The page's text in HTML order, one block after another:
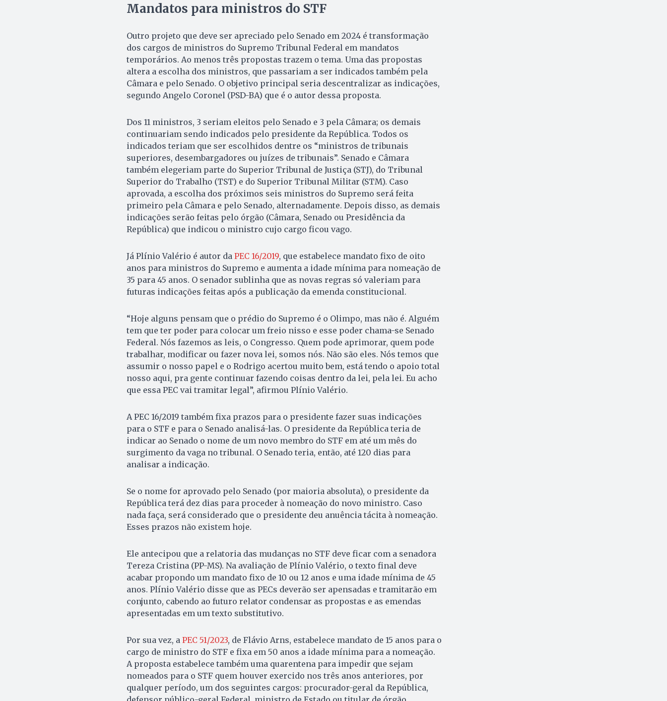
Mandatos para ministros do STF
Outro projeto que deve ser apreciado pelo Senado em 2024 é transformação
dos cargos de ministros do Supremo Tribunal Federal em mandatos
temporários. Ao menos três propostas trazem o tema. Uma das propostas
altera a escolha dos ministros, que passariam a ser indicados também pela
Câmara e pelo Senado. O objetivo principal seria descentralizar as indicações,
segundo Angelo Coronel (PSD-BA) que é o autor dessa proposta.
Dos 11 ministros, 3 seriam eleitos pelo Senado e 3 pela Câmara; os demais
continuariam sendo indicados pelo presidente da República. Todos os
indicados teriam que ser escolhidos dentre os “ministros de tribunais
superiores, desembargadores ou juízes de tribunais”. Senado e Câmara
também elegeriam parte do Superior Tribunal de Justiça (STJ), do Tribunal
Superior do Trabalho (TST) e do Superior Tribunal Militar (STM). Caso
aprovada, a escolha dos próximos seis ministros do Supremo será feita
primeiro pela Câmara e pelo Senado, alternadamente. Depois disso, as demais
indicações serão feitas pelo órgão (Câmara, Senado ou Presidência da
República) que indicou o ministro cujo cargo ficou vago.
Já Plínio Valério é autor da PEC 16/2019, que estabelece mandato fixo de oito
anos para ministros do Supremo e aumenta a idade mínima para nomeação de
35 para 45 anos. O senador sublinha que as novas regras só valeriam para
futuras indicações feitas após a publicação da emenda constitucional.
“Hoje alguns pensam que o prédio do Supremo é o Olimpo, mas não é. Alguém
tem que ter poder para colocar um freio nisso e esse poder chama-se Senado
Federal. Nós fazemos as leis, o Congresso. Quem pode aprimorar, quem pode
trabalhar, modificar ou fazer nova lei, somos nós. Não são eles. Nós temos que
assumir o nosso papel e o Rodrigo acertou muito bem, está tendo o apoio total
nosso aqui, pra gente continuar fazendo coisas dentro da lei, pela lei. Eu acho
que essa PEC vai tramitar legal”, afirmou Plínio Valério.
A PEC 16/2019 também fixa prazos para o presidente fazer suas indicações
para o STF e para o Senado analisá-las. O presidente da República teria de
indicar ao Senado o nome de um novo membro do STF em até um mês do
surgimento da vaga no tribunal. O Senado teria, então, até 120 dias para
analisar a indicação.
Se o nome for aprovado pelo Senado (por maioria absoluta), o presidente da
República terá dez dias para proceder à nomeação do novo ministro. Caso
nada faça, será considerado que o presidente deu anuência tácita à nomeação.
Esses prazos não existem hoje.
Ele antecipou que a relatoria das mudanças no STF deve ficar com a senadora
Tereza Cristina (PP-MS). Na avaliação de Plínio Valério, o texto final deve
acabar propondo um mandato fixo de 10 ou 12 anos e uma idade mínima de 45
anos. Plínio Valério disse que as PECs deverão ser apensadas e tramitarão em
conjunto, cabendo ao futuro relator condensar as propostas e as emendas
apresentadas em um texto substitutivo.
Por sua vez, a PEC 51/2023, de Flávio Arns, estabelece mandato de 15 anos para o
cargo de ministro do STF e fixa em 50 anos a idade mínima para a nomeação.
A proposta estabelece também uma quarentena para impedir que sejam
nomeados para o STF quem houver exercido nos três anos anteriores, por
qualquer período, um dos seguintes cargos: procurador-geral da República,